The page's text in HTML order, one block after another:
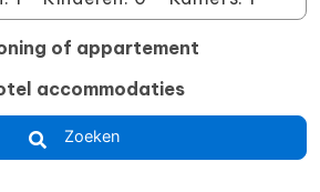
of appartement
accommodaties
Zoeken